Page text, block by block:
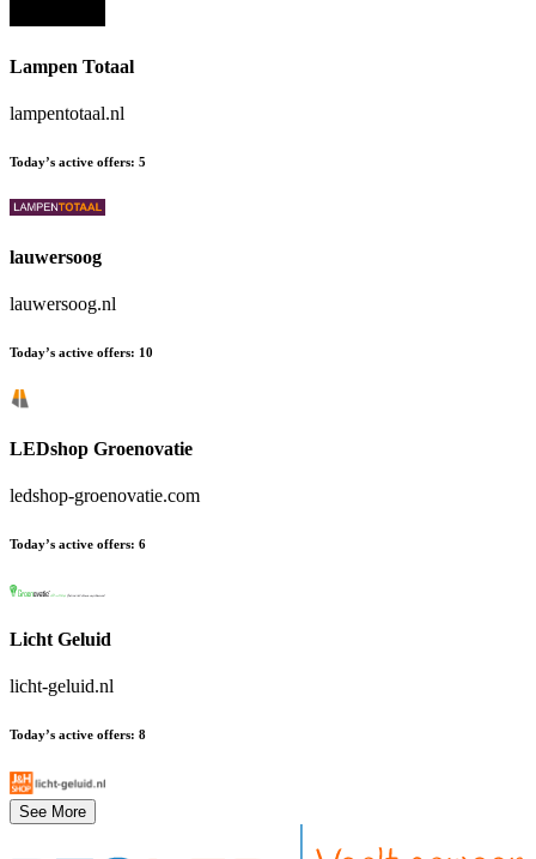
Lampen Totaal
lampentotaal.nl
Today’s active offers: 5
lauwersoog
lauwersoog.nl
Today’s active offers: 10
LEDshop Groenovatie
ledshop-groenovatie.com
Today’s active offers: 6
Licht Geluid
licht-geluid.nl
Today’s active offers: 8
See More